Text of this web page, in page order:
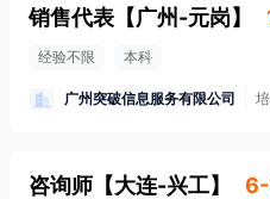
销售代表 【广州-元岗】
经验不限 本科
广州突破信息服务有限公司
咨询师 【大连-兴工】